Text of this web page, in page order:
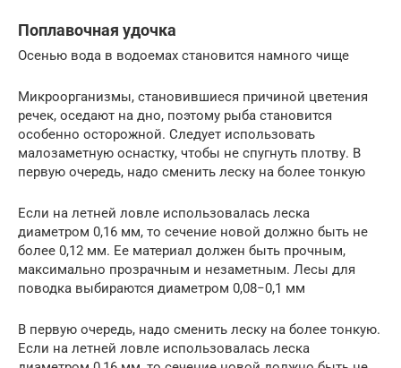
Поплавочная удочка
Осенью вода в водоемах становится намного чище
Микроорганизмы, становившиеся причиной цветения
речек, оседают на дно, поэтому рыба становится
особенно осторожной. Следует использовать
малозаметную оснастку, чтобы не спугнуть плотву. В
первую очередь, надо сменить леску на более тонкую
Если на летней ловле использовалась леска
диаметром 0,16 мм, то сечение новой должно быть не
более 0,12 мм. Ее материал должен быть прочным,
максимально прозрачным и незаметным. Лесы для
поводка выбираются диаметром 0,08−0,1 мм
В первую очередь, надо сменить леску на более тонкую.
Если на летней ловле использовалась леска